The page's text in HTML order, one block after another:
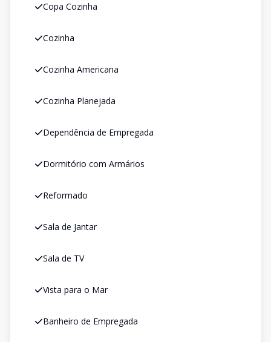
Copa Cozinha
Cozinha
Cozinha Americana
Cozinha Planejada
Dependência de Empregada
Dormitório com Armários
Reformado
Sala de Jantar
Sala de TV
Vista para o Mar
Banheiro de Empregada